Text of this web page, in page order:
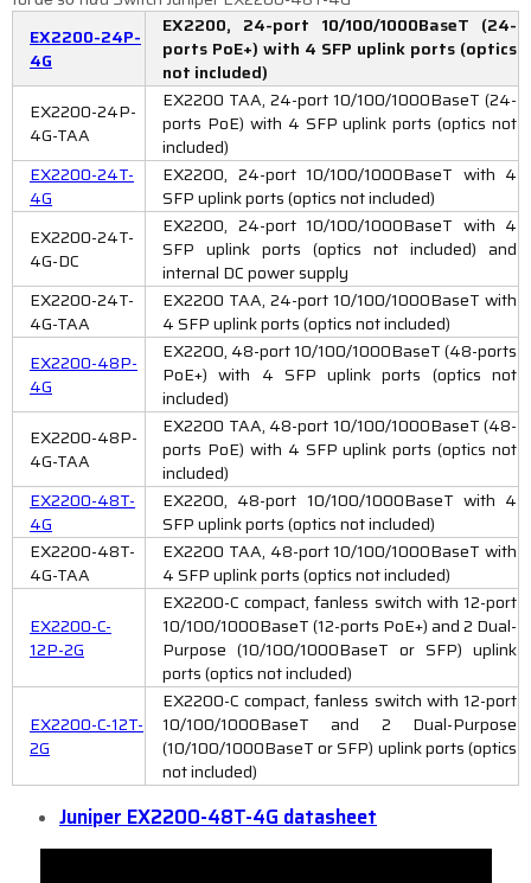
EX2200-24P-
4G
EX2200, 24-port 10/100/1000BaseT (24-
ports PoE+) with 4 SFP uplink ports (optics
not included)
EX2200-24P-
4G-TAA
EX2200 TAA, 24-port 10/100/1000BaseT (24-
ports PoE) with 4 SFP uplink ports (optics not
included)
EX2200-24T-
4G
EX2200, 24-port 10/100/1000BaseT with 4
SFP uplink ports (optics not included)
EX2200-24T-
4G-DC
EX2200, 24-port 10/100/1000BaseT with 4
SFP uplink ports (optics not included) and
internal DC power supply
EX2200-24T-
4G-TAA
EX2200 TAA, 24-port 10/100/1000BaseT with
4 SFP uplink ports (optics not included)
EX2200-48P-
4G
EX2200, 48-port 10/100/1000BaseT (48-ports
PoE+) with 4 SFP uplink ports (optics not
included)
EX2200-48P-
4G-TAA
EX2200 TAA, 48-port 10/100/1000BaseT (48-
ports PoE) with 4 SFP uplink ports (optics not
included)
EX2200-48T-
4G
EX2200, 48-port 10/100/1000BaseT with 4
SFP uplink ports (optics not included)
EX2200-48T-
4G-TAA
EX2200 TAA, 48-port 10/100/1000BaseT with
4 SFP uplink ports (optics not included)
EX2200-C-
12P-2G
EX2200-C compact, fanless switch with 12-port
10/100/1000BaseT (12-ports PoE+) and 2 Dual-
Purpose (10/100/1000BaseT or SFP) uplink
ports (optics not included)
EX2200-C-12T-
2G
EX2200-C compact, fanless switch with 12-port
10/100/1000BaseT and 2 Dual-Purpose
(10/100/1000BaseT or SFP) uplink ports (optics
not included)
Juniper EX2200-48T-4G datasheet